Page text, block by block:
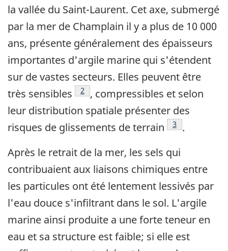
la vallée du Saint-Laurent. Cet axe, submergé
par la mer de Champlain il y a plus de 10 000
ans, présente généralement des épaisseurs
importantes d'argile marine qui s'étendent
sur de vastes secteurs. Elles peuvent être
très sensibles
Note de bas de page
2 , compressibles et selon
leur distribution spatiale présenter des
risques de glissements de terrain
Note de bas de
3 .
Après le retrait de la mer, les sels qui
contribuaient aux liaisons chimiques entre
les particules ont été lentement lessivés par
l'eau douce s'infiltrant dans le sol. L'argile
marine ainsi produite a une forte teneur en
eau et sa structure est faible; si elle est